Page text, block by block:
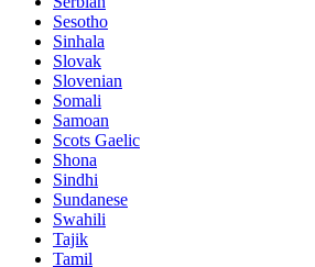
Sesotho
Sinhala
Slovak
Slovenian
Somali
Samoan
Scots Gaelic
Shona
Sindhi
Sundanese
Swahili
Tajik
Tamil